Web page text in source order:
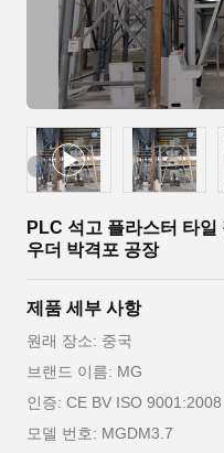
PLC 석고 플라스터 타
우더 박격포 공장
제품 세부 사항
원래 장소: 중국
브랜드 이름: MG
인증: CE BV ISO 9001:2008
모델 번호: MGDM3.7